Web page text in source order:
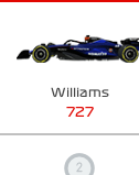
Williams
727